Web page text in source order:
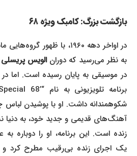
بازگشت بزرگ: کامبک ویژه ۶۸
در اواخر دهه ۱۹۶۰، با ظهور
به نظر می‌رسید که دورانالویس پریسلی
شکوهمندانه داشت. او با پوشیدن
آهنگ‌های قدیمی و جدید خود، به دنیا
زنده است. این برنامه، او را دوباره
یک اجرای زنده بی‌رقیب مطرح کرد و